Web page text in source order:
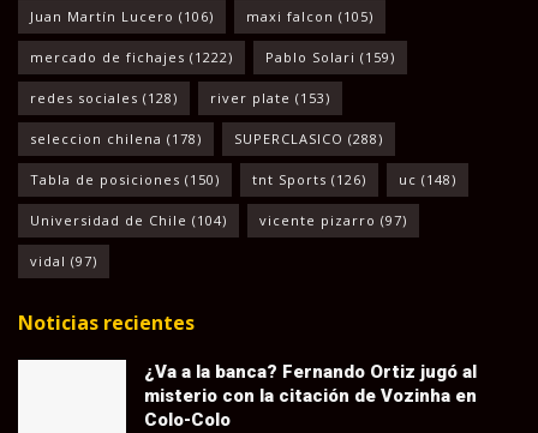
Juan Martín Lucero (106) maxi falcon (105)
mercado de fichajes (1222) Pablo Solari (159)
redes sociales (128) river plate (153)
seleccion chilena (178) SUPERCLASICO (288)
Tabla de posiciones (150) tnt Sports (126) uc (148)
Universidad de Chile (104) vicente pizarro (97)
vidal (97)
Noticias recientes
¿Va a la banca? Fernando Ortiz jugó al
misterio con la citación de Vozinha en
Colo-Colo